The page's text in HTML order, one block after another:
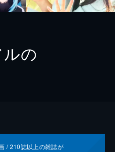
の
/210誌以上の雑誌が